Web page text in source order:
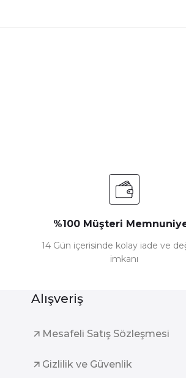
%100 Müşteri
14 Gün içerisinde kolay iade ve
imkanı
Alışveriş
Mesafeli Satış Sözleşmesi
Gizlilik ve Güvenlik